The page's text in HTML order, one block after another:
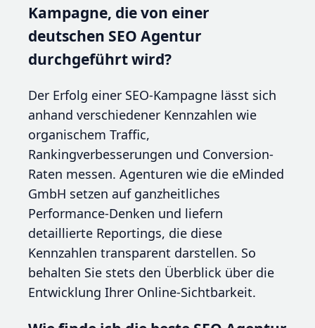
Kampagne, die von einer
deutschen SEO Agentur
durchgeführt wird?
Der Erfolg einer SEO-Kampagne lässt sich
anhand verschiedener Kennzahlen wie
organischem Traffic,
Rankingverbesserungen und Conversion-
Raten messen. Agenturen wie die eMinded
GmbH setzen auf ganzheitliches
Performance-Denken und liefern
detaillierte Reportings, die diese
Kennzahlen transparent darstellen. So
behalten Sie stets den Überblick über die
Entwicklung Ihrer Online-Sichtbarkeit.